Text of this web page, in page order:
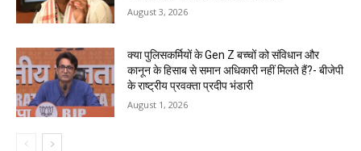
August 3, 2026
क्या पुलिसकर्मियों के Gen Z बच्चों को संविधान और
कानून के हिसाब से समान अधिकारी नहीं मिलते हैं?- बीजेपी
के राष्ट्रीय प्रवक्ता प्रदीप भंडारी
August 1, 2026